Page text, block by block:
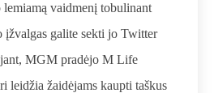
vaidmenį tobulinant
įžvalgas galite sekti jo Twitter
MGM pradėjo M Life
leidžia žaidėjams kaupti taškus